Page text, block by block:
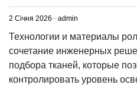
2 Січня 2026 admin
Технологии и материалы
сочетание инженерных
подбора тканей, которые
контролировать уровень